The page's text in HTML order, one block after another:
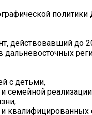
политики
действовавший до
дальневосточных
с детьми,
семейной
квалифицированных